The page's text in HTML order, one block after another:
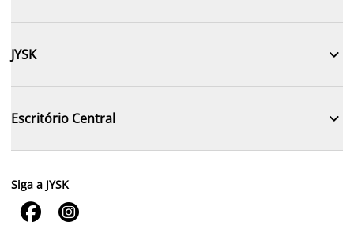
JYSK 
Escritório Central 
Siga a JYSK
 